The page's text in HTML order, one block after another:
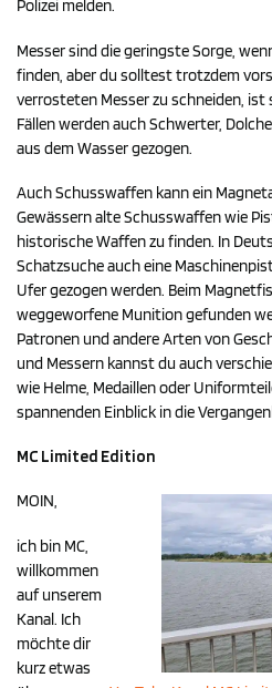
Polizei melden.
Messer sind die geringste Sorge,
finden, aber du solltest trotzdem
verrosteten Messer zu schneiden, ist
Fällen werden auch Schwerter,
aus dem Wasser gezogen.
Auch Schusswaffen kann ein
Gewässern alte Schusswaffen wie
historische Waffen zu finden. In
Schatzsuche auch eine
Ufer gezogen werden. Beim
weggeworfene Munition gefunden
Patronen und andere Arten von
und Messern kannst du auch
wie Helme, Medaillen oder
spannenden Einblick in die
MC Limited Edition
MOIN,
ich bin MC,
willkommen
auf unserem
Kanal. Ich
möchte dir
kurz etwas